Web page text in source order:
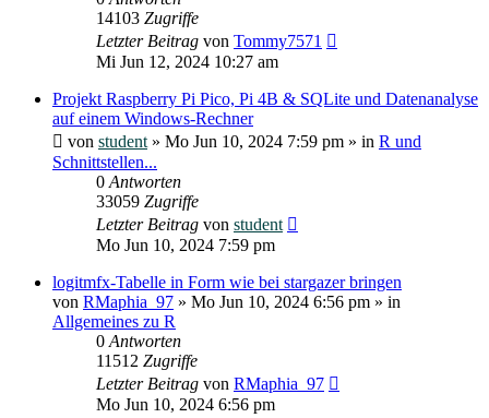
14103 Zugriffe
Letzter Beitrag von Tommy7571
Mi Jun 12, 2024 10:27 am
Projekt Raspberry Pi Pico, Pi 4B & SQLite und Datenanalyse
auf einem Windows-Rechner
von student » Mo Jun 10, 2024 7:59 pm » in R und
Schnittstellen...
0 Antworten
33059 Zugriffe
Letzter Beitrag von student
Mo Jun 10, 2024 7:59 pm
logitmfx-Tabelle in Form wie bei stargazer bringen
von RMaphia_97 » Mo Jun 10, 2024 6:56 pm » in
Allgemeines zu R
0 Antworten
11512 Zugriffe
Letzter Beitrag von RMaphia_97
Mo Jun 10, 2024 6:56 pm